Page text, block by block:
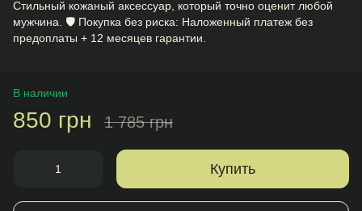
Стильный кожаный аксессуар, который точно оценит любой
мужчина. 🛡️ Покупка без риска: Наложенный платеж без
предоплаты + 12 месяцев гарантии.
В наличии
850 грн 1 785 грн
Купить